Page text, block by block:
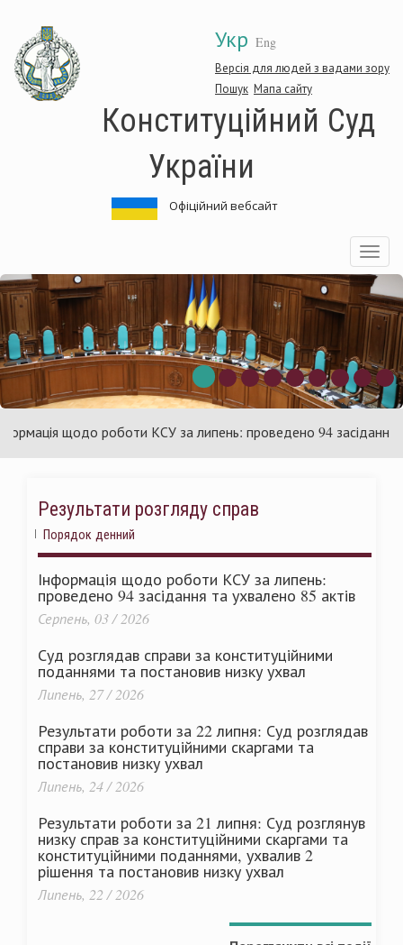
основного
матеріалу
Укр Eng
Версія для людей з вадами зору
Пошук Мапа сайту
Конституційний Суд
України
Офіційний вебсайт
Toggle
щодо роботи КСУ за липень: проведено 94 засідання та
Результати розгляду справ
Порядок денний
Інформація щодо роботи КСУ за липень:
проведено 94 засідання та ухвалено 85 актів
Серпень, 03 / 2026
Суд розглядав справи за конституційними
поданнями та постановив низку ухвал
Липень, 27 / 2026
Результати роботи за 22 липня: Суд розглядав
справи за конституційними скаргами та
постановив низку ухвал
Липень, 24 / 2026
Результати роботи за 21 липня: Суд розглянув
низку справ за конституційними скаргами та
конституційними поданнями, ухвалив 2
рішення та постановив низку ухвал
Липень, 22 / 2026